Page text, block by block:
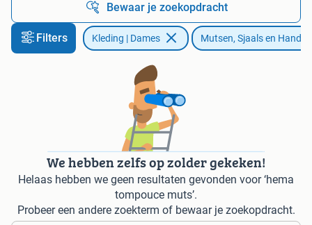
Bewaar je zoekopdracht
Filters Kleding | Dames Mutsen, Sjaals en
We hebben zelfs op zolder gekeken!
Helaas hebben we geen resultaten gevonden voor ‘hema
tompouce muts’.
Probeer een andere zoekterm of bewaar je zoekopdracht.